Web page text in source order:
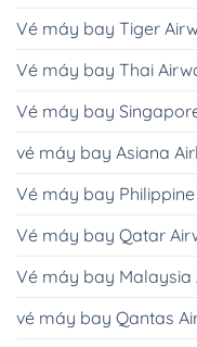
Vé máy bay Tiger
Vé máy bay Thai
Vé máy bay
vé máy bay Asiana
Vé máy bay Philippine
Vé máy bay Qatar
Vé máy bay Malaysia
vé máy bay Qantas